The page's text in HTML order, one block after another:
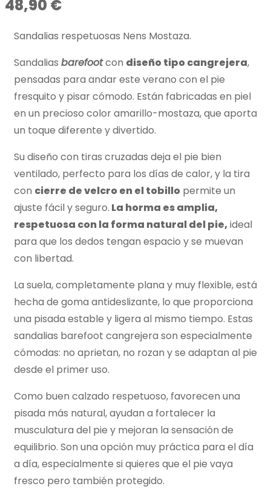
48,90 €
Sandalias respetuosas Nens Mostaza.
Sandalias barefootcon diseño tipo cangrejera,
pensadas para andar este verano con el pie
fresquito y pisar cómodo. Están fabricadas en piel
en un precioso color amarillo-mostaza, que aporta
un toque diferente y divertido.
Su diseño con tiras cruzadas deja el pie bien
ventilado, perfecto para los días de calor, y la tira
con cierre de velcro en el tobillo permite un
ajuste fácil y seguro. La horma es amplia,
respetuosa con la forma natural del pie, ideal
para que los dedos tengan espacio y se muevan
con libertad.
La suela, completamente plana y muy flexible, está
hecha de goma antideslizante, lo que proporciona
una pisada estable y ligera al mismo tiempo. Estas
sandalias barefoot cangrejera son especialmente
cómodas: no aprietan, no rozan y se adaptan al pie
desde el primer uso.
Como buen calzado respetuoso, favorecen una
pisada más natural, ayudan a fortalecer la
musculatura del pie y mejoran la sensación de
equilibrio. Son una opción muy práctica para el día
a día, especialmente si quieres que el pie vaya
fresco pero también protegido.